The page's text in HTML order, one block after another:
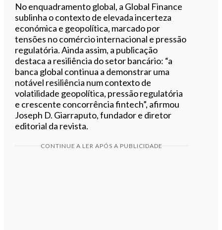
No enquadramento global, a Global Finance
sublinha o contexto de elevada incerteza
económica e geopolítica, marcado por
tensões no comércio internacional e pressão
regulatória. Ainda assim, a publicação
destaca a resiliência do setor bancário: “a
banca global continua a demonstrar uma
notável resiliência num contexto de
volatilidade geopolítica, pressão regulatória
e crescente concorrência fintech”, afirmou
Joseph D. Giarraputo, fundador e diretor
editorial da revista.
CONTINUE A LER APÓS A PUBLICIDADE